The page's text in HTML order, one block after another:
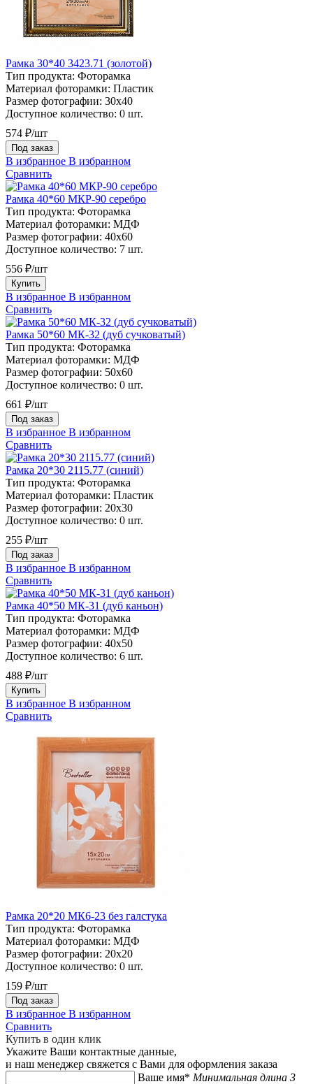
Рамка 30*40 3423.71 (золотой)
Тип продукта: Фоторамка
Материал фоторамки: Пластик
Размер фотографии: 30х40
Доступное количество: 0 шт.
574 ₽/шт
Под заказ
В избранное В избранном
Сравнить
Рамка 40*60 МКР-90 серебро
Тип продукта: Фоторамка
Материал фоторамки: МДФ
Размер фотографии: 40х60
Доступное количество: 7 шт.
556 ₽/шт
Купить
В избранное В избранном
Сравнить
Рамка 50*60 МК-32 (дуб сучковатый)
Тип продукта: Фоторамка
Материал фоторамки: МДФ
Размер фотографии: 50х60
Доступное количество: 0 шт.
661 ₽/шт
Под заказ
В избранное В избранном
Сравнить
Рамка 20*30 2115.77 (синий)
Тип продукта: Фоторамка
Материал фоторамки: Пластик
Размер фотографии: 20х30
Доступное количество: 0 шт.
255 ₽/шт
Под заказ
В избранное В избранном
Сравнить
Рамка 40*50 МК-31 (дуб каньон)
Тип продукта: Фоторамка
Материал фоторамки: МДФ
Размер фотографии: 40х50
Доступное количество: 6 шт.
488 ₽/шт
Купить
В избранное В избранном
Сравнить
Рамка 20*20 МК6-23 без галстука
Тип продукта: Фоторамка
Материал фоторамки: МДФ
Размер фотографии: 20х20
Доступное количество: 0 шт.
159 ₽/шт
Под заказ
В избранное В избранном
Сравнить
Купить в один клик
Укажите Ваши контактные данные,
и наш менеджер свяжется с Вами для оформления заказа
Ваше имя* Минимальная длина 3